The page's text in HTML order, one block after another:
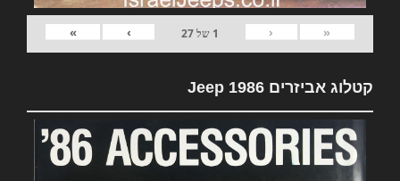
«
‹
1 של27
›
»
קטלוג אביזרים Jeep 1986